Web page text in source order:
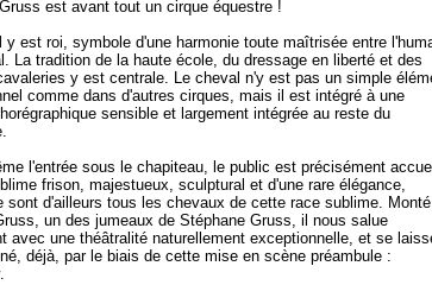
est avant tout un cirque équestre !
y est roi, symbole d'une harmonie toute maîtrisée entre
La tradition de la haute école, du dressage en liberté et des
y est centrale. Le cheval n'y est pas un simple
comme dans d'autres cirques, mais il est intégré à une
sensible et largement intégrée au reste du
l'entrée sous le chapiteau, le public est précisément
frison, majestueux, sculptural et d'une rare élégance,
sont d'ailleurs tous les chevaux de cette race sublime.
un des jumeaux de Stéphane Gruss, il nous salue
avec une théâtralité naturellement exceptionnelle, et se
déjà, par le biais de cette mise en scène préambule :